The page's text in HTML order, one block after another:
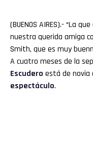
(BUENOS AIRES).- “La
nuestra querida amiga
Smith, que es muy
A cuatro meses de la
Escudero está de novia
espectáculo.